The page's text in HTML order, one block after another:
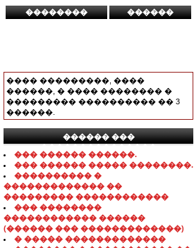
���� ���������, ����
������, � ���� �������� �
��������� ���������� �� 3
������.
������ ���
���������������
��� ������ ������.
��� ������ ����� ��������.
���������� �
������������� ��
��������� ������������
��� ��������
������������ ������
(������ ��� �������������)
� ����� �������������